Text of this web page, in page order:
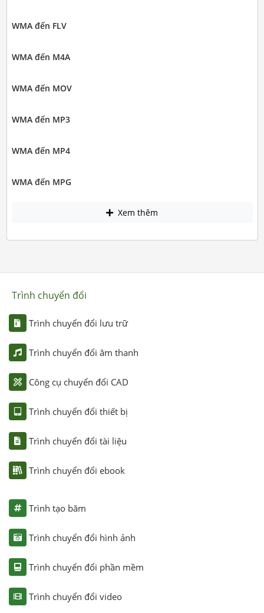
WMA đến FLV
WMA đến M4A
WMA đến MOV
WMA đến MP3
WMA đến MP4
WMA đến MPG
Xem thêm
Trình chuyển đổi
Trình chuyển đổi lưu trữ
Trình chuyển đổi âm thanh
Công cụ chuyển đổi CAD
Trình chuyển đổi thiết bị
Trình chuyển đổi tài liệu
Trình chuyển đổi ebook
Trình tạo băm
Trình chuyển đổi hình ảnh
Trình chuyển đổi phần mềm
Trình chuyển đổi video